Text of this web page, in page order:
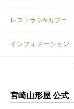
レストラン&カフェ
インフォメーション
宮崎山形屋 公式